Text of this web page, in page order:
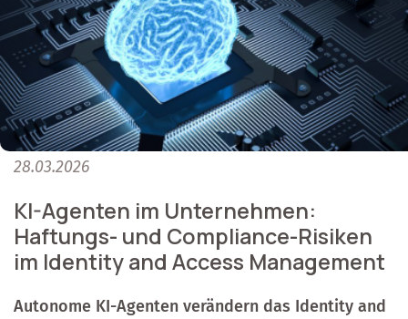
28.03.2026
KI-Agenten im Unternehmen:
Haftungs- und Compliance-Risiken
im Identity and Access Management
Autonome KI-Agenten verändern das Identity and